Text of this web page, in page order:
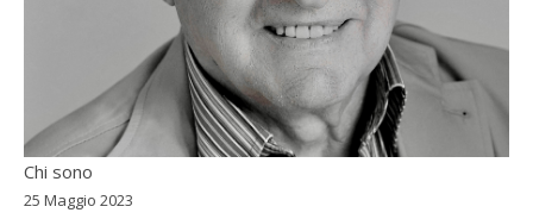
Chi sono
25 Maggio 2023